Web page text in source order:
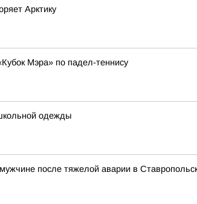
Арктику
Мэра» по падел-теннису
одежды
после тяжелой аварии в